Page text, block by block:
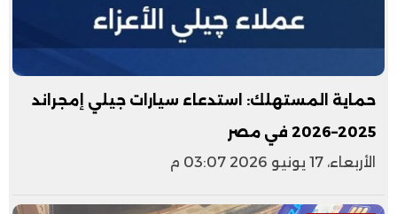
حماية المستهلك: استدعاء سيارات جيلي إمجراند
2025–2026 في مصر
الأربعاء، 17 يونيو 2026 03:07 م